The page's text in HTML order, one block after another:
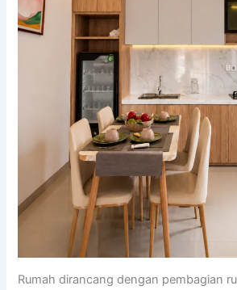
Rumah dirancang dengan pembagian